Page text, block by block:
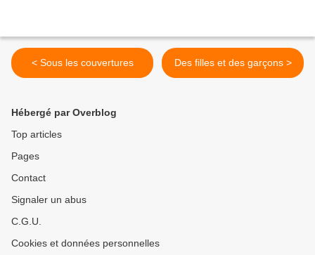
< Sous les couvertures Des filles et des garçons >
Hébergé par Overblog
Top articles
Pages
Contact
Signaler un abus
C.G.U.
Cookies et données personnelles